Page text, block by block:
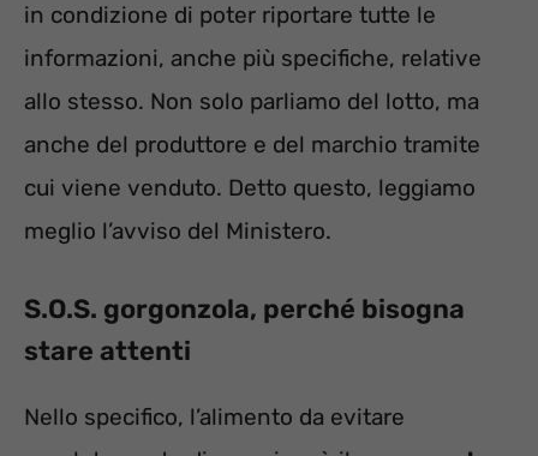
in condizione di poter riportare tutte le
informazioni, anche più specifiche, relative
allo stesso. Non solo parliamo del lotto, ma
anche del produttore e del marchio tramite
cui viene venduto. Detto questo, leggiamo
meglio l’avviso del Ministero.
S.O.S. gorgonzola, perché bisogna
stare attenti
Nello specifico, l’alimento da evitare